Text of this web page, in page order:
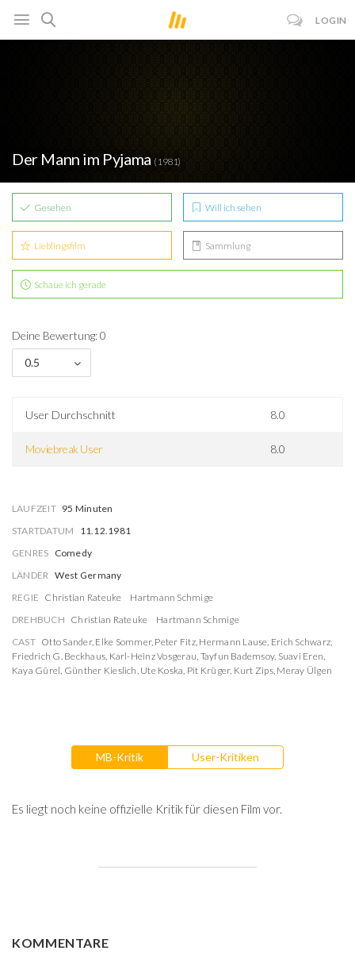
LOGIN
Der Mann im Pyjama (1981)
Gesehen Will ich sehen
Lieblingsfilm Sammlung
Schaue ich gerade
Deine Bewertung: 0
0.5
User Durchschnitt 8.0
Moviebreak User 8.0
LAUFZEIT 95 Minuten
STARTDATUM
11.12.1981
GENRES Comedy
LÄNDER West Germany
REGIE Christian Rateuke
Hartmann Schmige
DREHBUCH Christian Rateuke
Hartmann Schmige
CAST Otto Sander, Elke Sommer, Peter Fitz, Hermann Lause, Erich Schwarz,
Friedrich G. Beckhaus, Karl-Heinz Vosgerau, Tayfun Bademsoy, Suavi Eren,
Kaya Gürel, Günther Kieslich, Ute Koska, Pit Krüger, Kurt Zips, Meray Ülgen
MB-Kritik User-Kritiken
Es liegt noch keine offizielle Kritik für diesen Film vor.
KOMMENTARE